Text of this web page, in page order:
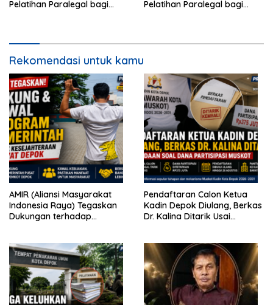
Pelatihan Paralegal bagi
Pelatihan Paralegal bagi
Rekomendasi untuk kamu
AMIR (Aliansi Masyarakat
Indonesia Raya) Tegaskan
Dukungan terhadap
Pendaftaran Calon Ketua
Kadin Depok Diulang, Berkas
Dr. Kalina Ditarik Usai